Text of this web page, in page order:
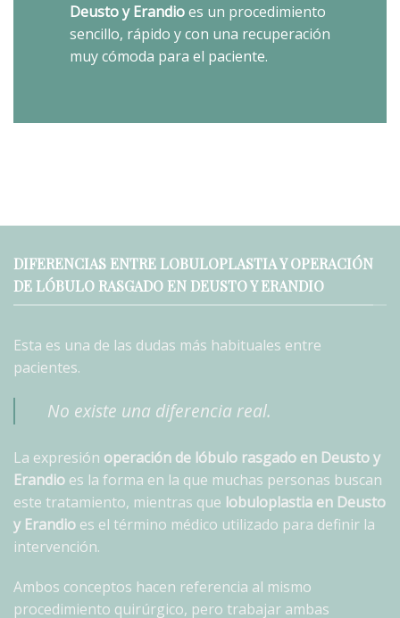
Deusto y Erandioes un procedimiento
sencillo, rápido y con una recuperación
muy cómoda para el paciente.
DIFERENCIAS ENTRE LOBULOPLASTIA Y OPERACIÓN
DE LÓBULO RASGADO EN DEUSTO Y ERANDIO
Esta es una de las dudas más habituales entre
pacientes.
No existe una diferencia real.
La expresión operación de lóbulo rasgado en Deusto y
Erandio es la forma en la que muchas personas buscan
este tratamiento, mientras que lobuloplastia en Deusto
y Erandio es el término médico utilizado para definir la
intervención.
Ambos conceptos hacen referencia al mismo
procedimiento quirúrgico, pero trabajar ambas